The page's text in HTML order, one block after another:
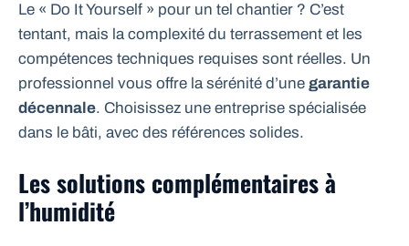
Le « Do It Yourself » pour un tel chantier ? C’est
tentant, mais la complexité du terrassement et les
compétences techniques requises sont réelles. Un
professionnel vous offre la sérénité d’une garantie
décennale. Choisissez une entreprise spécialisée
dans le bâti, avec des références solides.
Les solutions complémentaires à
l’humidité